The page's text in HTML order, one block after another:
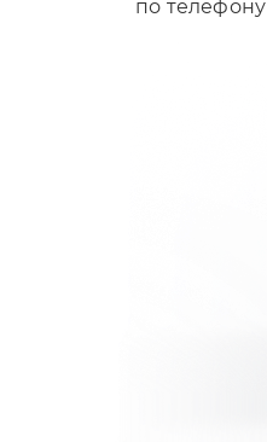
по телефону